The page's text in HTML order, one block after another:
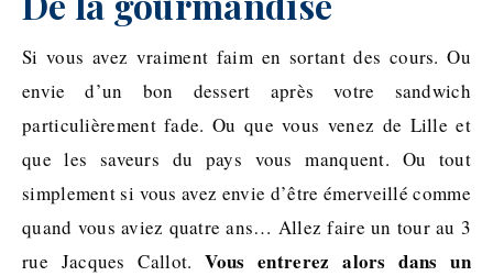
Si vous avez vraiment faim en sortant des cours. Ou
envie d’un bon dessert après votre sandwich
particulièrement fade. Ou que vous venez de Lille et
que les saveurs du pays vous manquent. Ou tout
simplement si vous avez envie d’être émerveillé comme
quand vous aviez quatre ans… Allez faire un tour au 3
rue Jacques Callot. Vous entrerez alors dans un